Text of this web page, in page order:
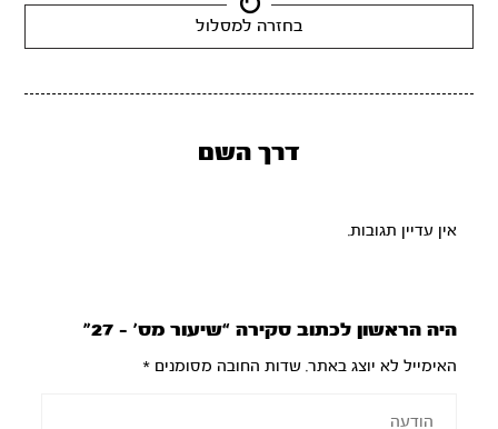
בחזרה למסלול
דרך השם
אין עדיין תגובות.
היה הראשון לכתוב סקירה “שיעור מס’ – 27”
האימייל לא יוצג באתר. שדות החובה מסומנים*